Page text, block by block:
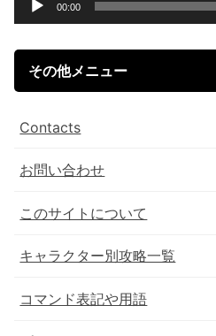
00:00
その他メニュー
Contacts
お問い合わせ
このサイトについて
キャラクター別攻略一覧
コマンド表記や用語